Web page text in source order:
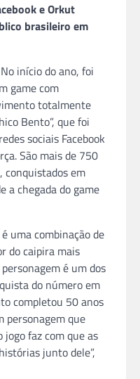
e Orkut
brasileiro em
início do ano, foi
game com
totalmente
Bento”, que foi
sociais Facebook
São mais de 750
conquistados em
a chegada do game
uma combinação de
do caipira mais
é um dos
do número em
completou 50 anos
personagem que
faz com que as
junto dele”,